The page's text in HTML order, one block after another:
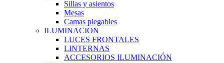
Sillas y asientos
Mesas
Camas plegables
ILUMINACION
LUCES FRONTALES
LINTERNAS
ACCESORIOS ILUMINACIÓN